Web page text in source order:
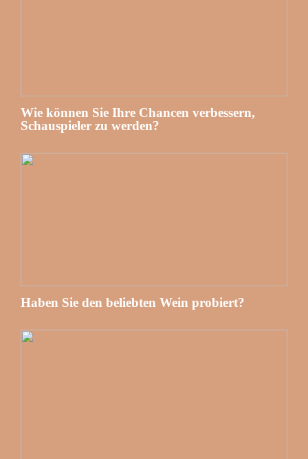
Wie können Sie Ihre Chancen verbessern,
Schauspieler zu werden?
Haben Sie den beliebten Wein probiert?